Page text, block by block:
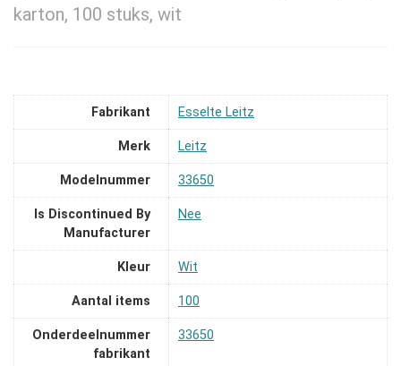
karton, 100 stuks, wit
Fabrikant ‎Esselte Leitz
Merk ‎Leitz
Modelnummer ‎33650
Is Discontinued By
Manufacturer
‎Nee
Kleur ‎Wit
Aantal items ‎100
Onderdeelnummer
fabrikant
‎33650